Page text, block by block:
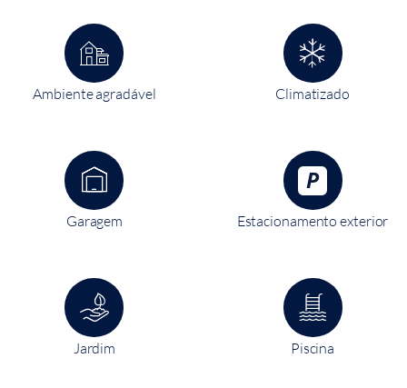
Ambiente agradável Climatizado
Garagem Estacionamento exterior
Jardim Piscina